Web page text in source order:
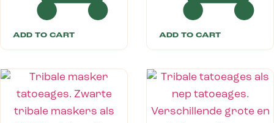
ADD TO CART ADD TO CART